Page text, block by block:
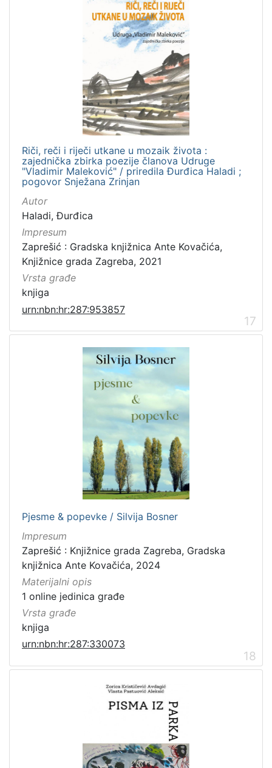
Riči, reči i riječi utkane u mozaik života :
zajednička zbirka poezije članova Udruge
"Vladimir Maleković" / priredila Đurđica Haladi ;
pogovor Snježana Zrinjan
Autor
Haladi, Đurđica
Impresum
Zaprešić : Gradska knjižnica Ante Kovačića,
Knjižnice grada Zagreba, 2021
Vrsta građe
knjiga
urn:nbn:hr:287:953857
17
Pjesme & popevke / Silvija Bosner
Impresum
Zaprešić : Knjižnice grada Zagreba, Gradska
knjižnica Ante Kovačića, 2024
Materijalni opis
1 online jedinica građe
Vrsta građe
knjiga
urn:nbn:hr:287:330073
18